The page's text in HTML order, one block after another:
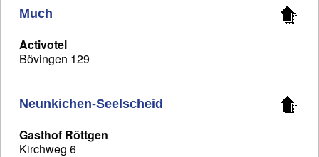
Much
Activotel
Bövingen 129
Neunkichen-Seelscheid
Gasthof Röttgen
Kirchweg 6